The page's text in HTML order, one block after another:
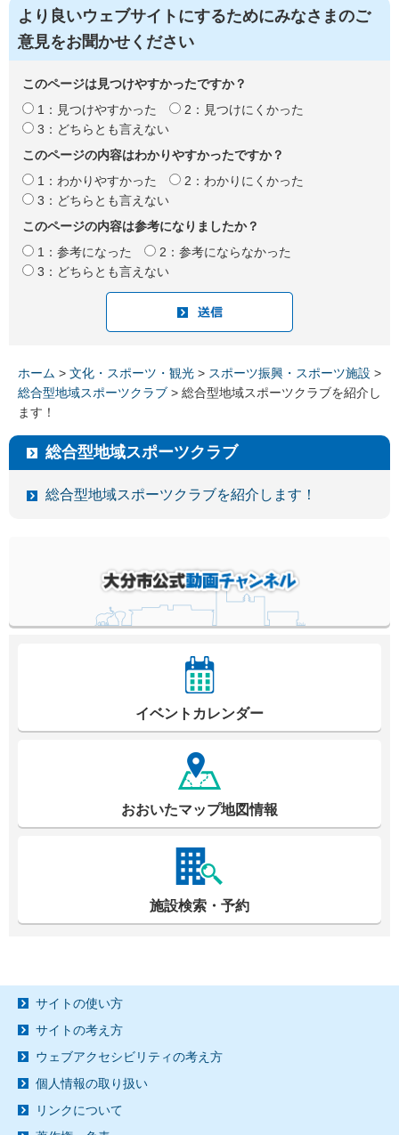
より良いウェブサイトにするためにみなさまのご
意見をお聞かせください
このページは見つけやすかったですか？
1：見つけやすかった
2：見つけにくかった
3：どちらとも言えない
このページの内容はわかりやすかったですか？
1：わかりやすかった
2：わかりにくかった
3：どちらとも言えない
このページの内容は参考になりましたか？
1：参考になった
2：参考にならなかった
3：どちらとも言えない
ホーム > 文化・スポーツ・観光 > スポーツ振興・スポーツ施設 >
総合型地域スポーツクラブ > 総合型地域スポーツクラブを紹介し
ます！
総合型地域スポーツクラブ
総合型地域スポーツクラブを紹介します！
イベントカレンダー
おおいたマップ地図情報
施設検索・予約
サイトの使い方
サイトの考え方
ウェブアクセシビリティの考え方
個人情報の取り扱い
リンクについて